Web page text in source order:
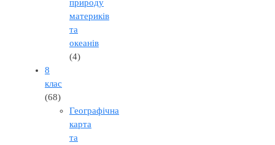
природу
материків
та
океанів
(4)
8
клас
(68)
Географічна
карта
та